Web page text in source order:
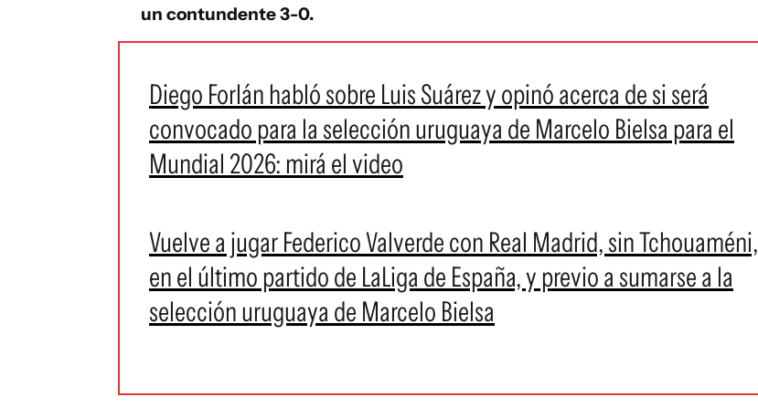
un contundente 3-0.
Diego Forlán habló sobre Luis Suárez y opinó acerca de si será
convocado para la selección uruguaya de Marcelo Bielsa para el
Mundial 2026: mirá el video
Vuelve a jugar Federico Valverde con Real Madrid, sin Tchouaméni,
en el último partido de LaLiga de España, y previo a sumarse a la
selección uruguaya de Marcelo Bielsa